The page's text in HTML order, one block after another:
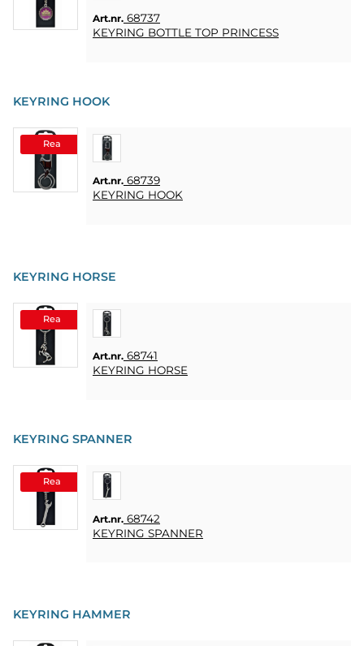
Art.nr. 68737
KEYRING BOTTLE TOP PRINCESS
Rea
KEYRING HOOK
Art.nr. 68739
KEYRING HOOK
Rea
KEYRING HORSE
Art.nr. 68741
KEYRING HORSE
Rea
KEYRING SPANNER
Art.nr. 68742
KEYRING SPANNER
KEYRING HAMMER